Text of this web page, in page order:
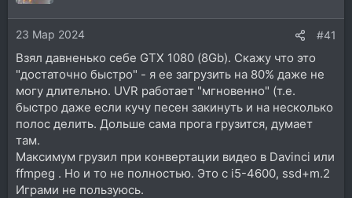
23 Мар 2024 #41
Взял давненько себе GTX 1080 (8Gb). Скажу что это
"достаточно быстро" - я ее загрузить на 80% даже не
могу длительно. UVR работает "мгновенно" (т.е.
быстро даже если кучу песен закинуть и на несколько
полос делить. Дольше сама прога грузится, думает
там.
Максимум грузил при конвертации видео в Davinci или
ffmpeg . Но и то не полностью. Это с i5-4600, ssd+m.2
Играми не пользуюсь.